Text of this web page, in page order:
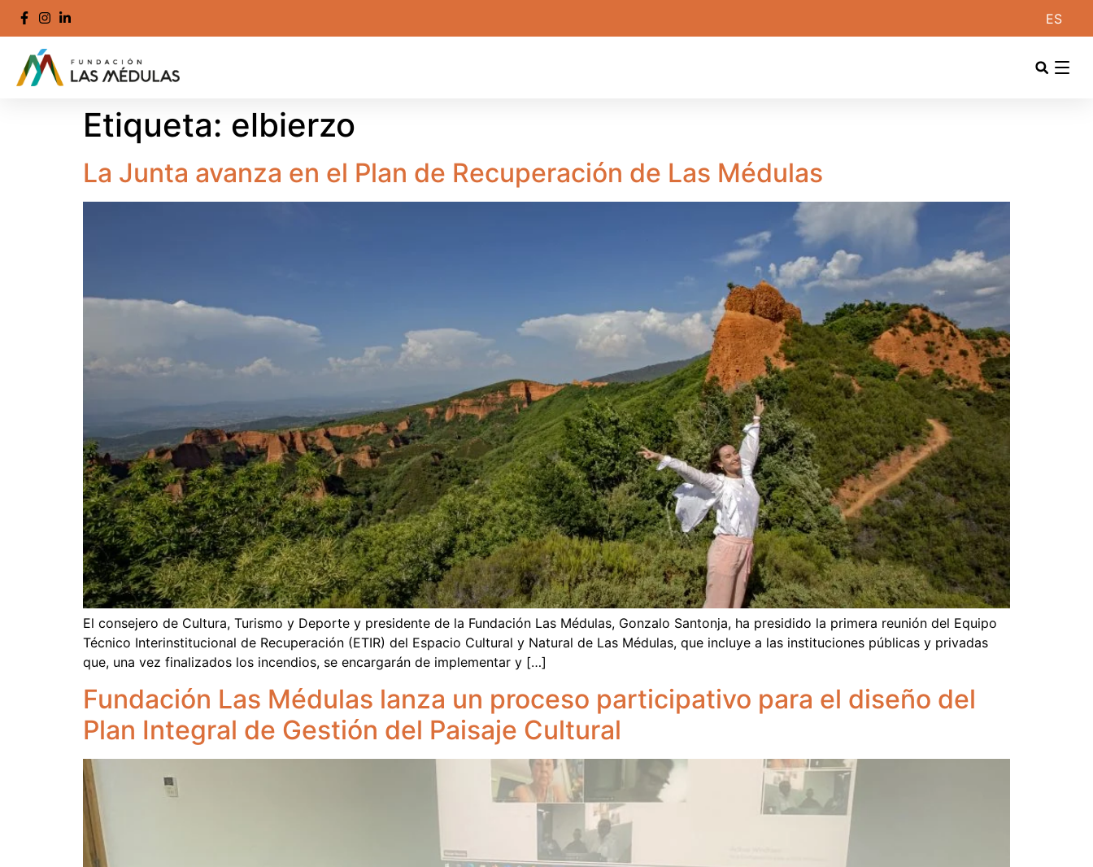
ES
Etiqueta: elbierzo
La Junta avanza en el Plan de Recuperación de Las Médulas
El consejero de Cultura, Turismo y Deporte y presidente de la Fundación Las Médulas, Gonzalo Santonja, ha presidido la primera reunión del Equipo
Técnico Interinstitucional de Recuperación (ETIR) del Espacio Cultural y Natural de Las Médulas, que incluye a las instituciones públicas y privadas
que, una vez finalizados los incendios, se encargarán de implementar y […]
Fundación Las Médulas lanza un proceso participativo para el diseño del
Plan Integral de Gestión del Paisaje Cultural